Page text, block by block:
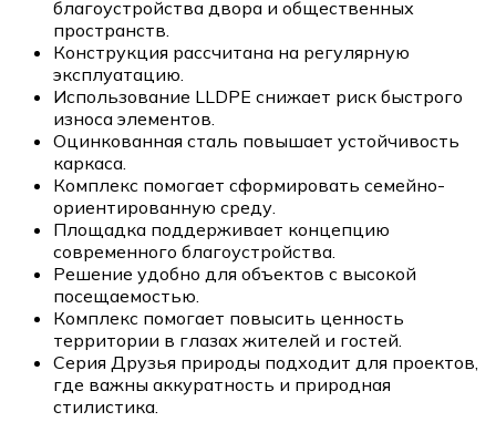
благоустройства двора и общественных
пространств.
Конструкция рассчитана на регулярную
эксплуатацию.
Использование LLDPE снижает риск быстрого
износа элементов.
Оцинкованная сталь повышает устойчивость
каркаса.
Комплекс помогает сформировать семейно-
ориентированную среду.
Площадка поддерживает концепцию
современного благоустройства.
Решение удобно для объектов с высокой
посещаемостью.
Комплекс помогает повысить ценность
территории в глазах жителей и гостей.
Серия Друзья природы подходит для проектов,
где важны аккуратность и природная
стилистика.